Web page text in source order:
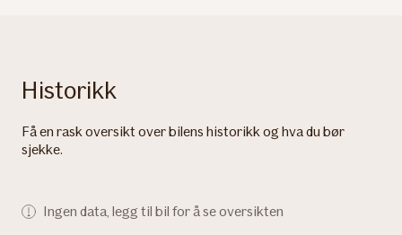
Historikk
Få en rask oversikt over bilens historikk og hva du bør
sjekke.
Ingen data, legg til bil for å se oversikten